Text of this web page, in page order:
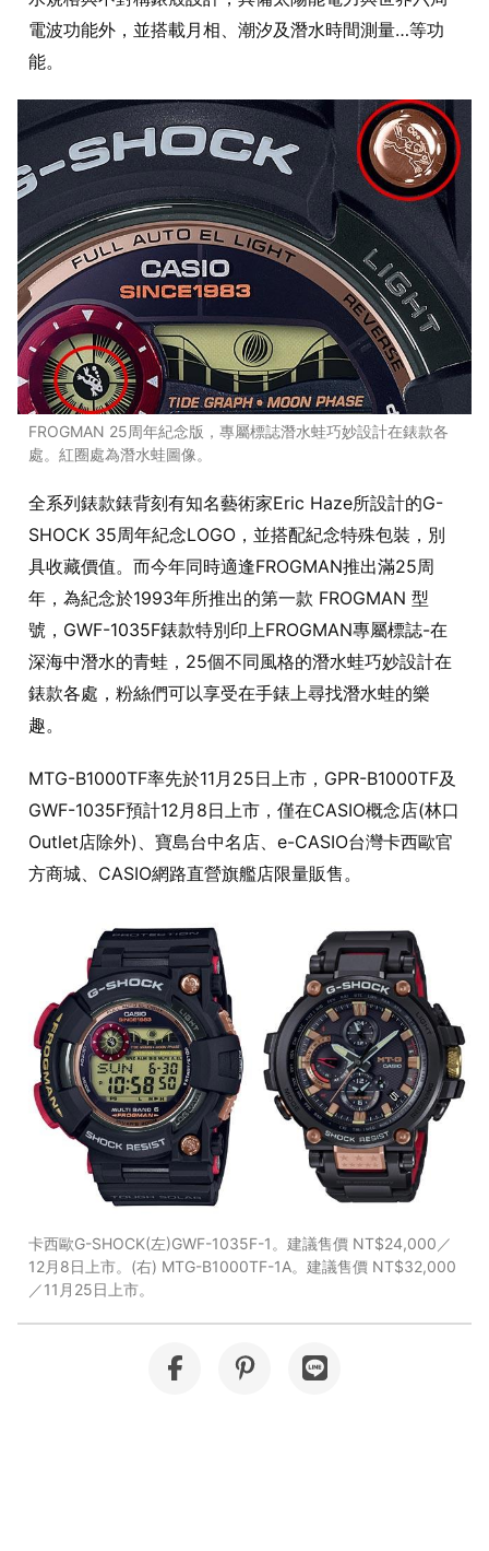
電波功能外，並搭載月相、潮汐及潛水時間測量…等功
能。
FROGMAN 25周年紀念版，專屬標誌潛水蛙巧妙設計在錶款各
處。紅圈處為潛水蛙圖像。
全系列錶款錶背刻有知名藝術家Eric Haze所設計的G-
SHOCK 35周年紀念LOGO，並搭配紀念特殊包裝，別
具收藏價值。而今年同時適逢FROGMAN推出滿25周
年，為紀念於1993年所推出的第一款 FROGMAN 型
號，GWF-1035F錶款特別印上FROGMAN專屬標誌-在
深海中潛水的青蛙，25個不同風格的潛水蛙巧妙設計在
錶款各處，粉絲們可以享受在手錶上尋找潛水蛙的樂
趣。
MTG-B1000TF率先於11月25日上市，GPR-B1000TF及
GWF-1035F預計12月8日上市，僅在CASIO概念店(林口
Outlet店除外)、寶島台中名店、e-CASIO台灣卡西歐官
方商城、CASIO網路直營旗艦店限量販售。
卡西歐G-SHOCK(左)GWF-1035F-1。建議售價 NT$24,000／
12月8日上市。(右) MTG-B1000TF-1A。建議售價 NT$32,000
／11月25日上市。